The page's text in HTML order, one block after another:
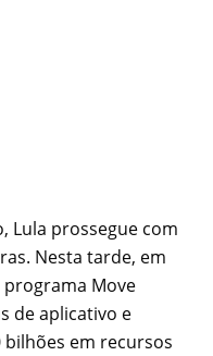
Lula prossegue com
Nesta tarde, em
programa Move
de aplicativo e
bilhões em recursos